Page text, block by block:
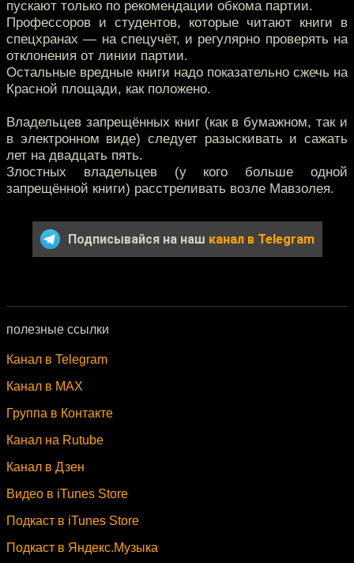
пускают только по рекомендации обкома партии.
Профессоров и студентов, которые читают книги в
спецхранах — на спецучёт, и регулярно проверять на
отклонения от линии партии.
Остальные вредные книги надо показательно сжечь на
Красной площади, как положено.
Владельцев запрещённых книг (как в бумажном, так и
в электронном виде) следует разыскивать и сажать
лет на двадцать пять.
Злостных владельцев (у кого больше одной
запрещённой книги) расстреливать возле Мавзолея.
Подписывайся на наш канал в Telegram
полезные ссылки
Канал в Telegram
Канал в MAX
Группа в Контакте
Канал на Rutube
Канал в Дзен
Видео в iTunes Store
Подкаст в iTunes Store
Подкаст в Яндекс.Музыка